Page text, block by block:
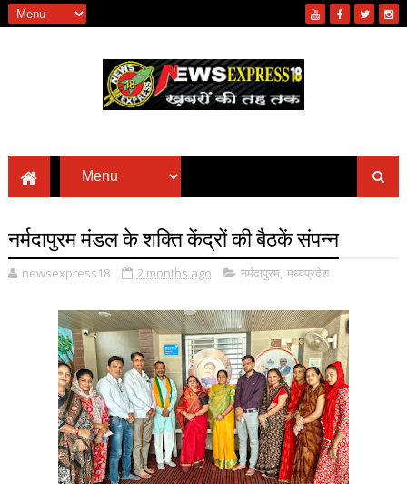
नर्मदापुरम मंडल के शक्ति केंद्रों की बैठकें संपन्न
newsexpress18 2 months ago नर्मदापुरम, मध्यप्रदेश